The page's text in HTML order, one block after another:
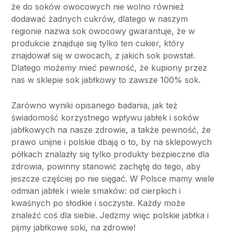
że do soków owocowych nie wolno również
dodawać żadnych cukrów, dlatego w naszym
regionie nazwa sok owocowy gwarantuje, że w
produkcie znajduje się tylko ten cukier, który
znajdował się w owocach, z jakich sok powstał.
Dlatego możemy mieć pewność, że kupiony przez
nas w sklepie sok jabłkowy to zawsze 100% sok.
Zarówno wyniki opisanego badania, jak też
świadomość korzystnego wpływu jabłek i soków
jabłkowych na nasze zdrowie, a także pewność, że
prawo unijne i polskie dbają o to, by na sklepowych
półkach znalazły się tylko produkty bezpieczne dla
zdrowia, powinny stanowić zachętę do tego, aby
jeszcze częściej po nie sięgać. W Polsce mamy wiele
odmian jabłek i wiele smaków: od cierpkich i
kwaśnych po słodkie i soczyste. Każdy może
znaleźć coś dla siebie. Jedzmy więc polskie jabłka i
pijmy jabłkowe soki, na zdrowie!